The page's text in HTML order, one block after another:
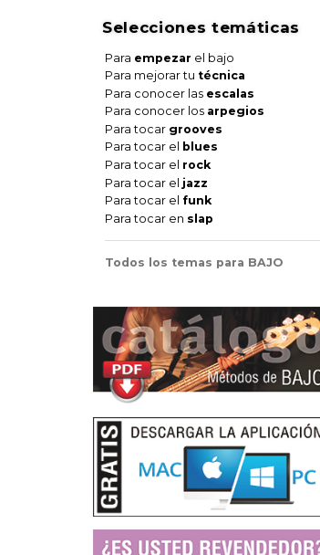
Selecciones temáticas
Para empezar el bajo
Para mejorar tu técnica
Para conocer las escalas
Para conocer los arpegios
Para tocar grooves
Para tocar el
blues
Para tocar el rock
Para tocar el jazz
Para tocar el funk
Para tocar en slap
Todos los temas para BAJO